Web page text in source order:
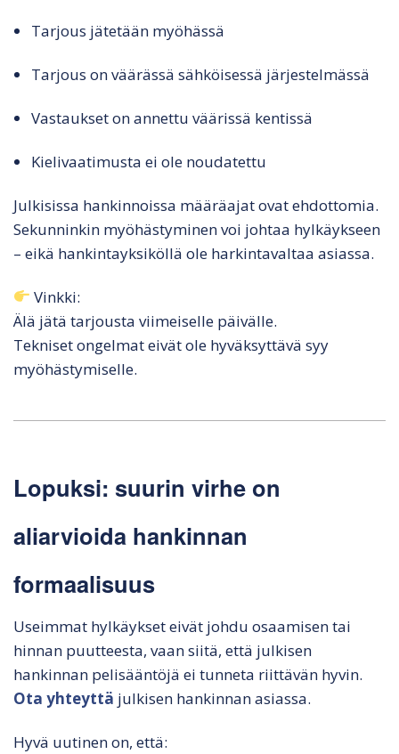
Tarjous jätetään myöhässä
Tarjous on väärässä sähköisessä järjestelmässä
Vastaukset on annettu väärissä kentissä
Kielivaatimusta ei ole noudatettu
Julkisissa hankinnoissa määräajat ovat ehdottomia.
Sekunninkin myöhästyminen voi johtaa hylkäykseen
– eikä hankintayksiköllä ole harkintavaltaa asiassa.
Vinkki:
Älä jätä tarjousta viimeiselle päivälle.
Tekniset ongelmat eivät ole hyväksyttävä syy
myöhästymiselle.
Lopuksi: suurin virhe on
aliarvioida hankinnan
formaalisuus
Useimmat hylkäykset eivät johdu osaamisen tai
hinnan puutteesta, vaan siitä, että julkisen
hankinnan pelisääntöjä ei tunneta riittävän hyvin.
Ota yhteyttä julkisen hankinnan asiassa.
Hyvä uutinen on, että: